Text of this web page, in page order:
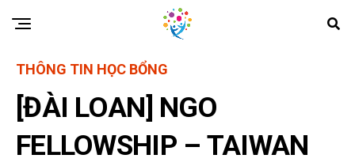
THÔNG TIN HỌC BỔNG
[ĐÀI LOAN] NGO
FELLOWSHIP – TAIWAN